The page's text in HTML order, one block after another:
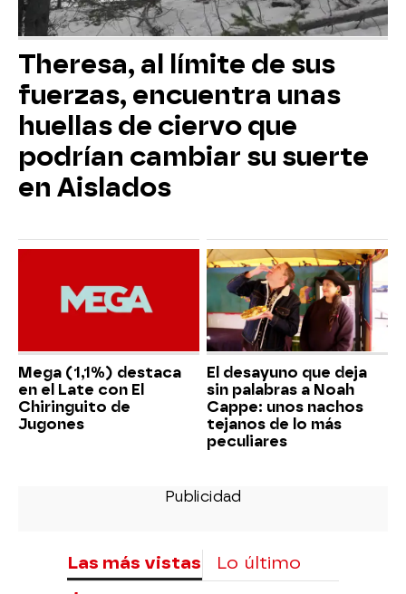
Theresa, al límite de sus
fuerzas, encuentra unas
huellas de ciervo que
podrían cambiar su suerte
en Aislados
Mega (1,1%) destaca
en el Late con El
Chiringuito de
Jugones
El desayuno que deja
sin palabras a Noah
Cappe: unos nachos
tejanos de lo más
peculiares
Las más vistas Lo último